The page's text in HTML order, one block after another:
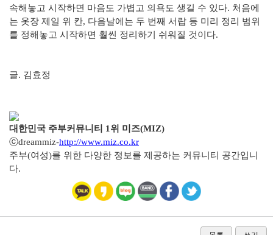
속해놓고 시작하면 마음도 가볍고 의욕도 생길 수 있다. 처음에
는 옷장 제일 위 칸, 다음날에는 두 번째 서랍 등 미리 정리 범위
를 정해놓고 시작하면 훨씬 정리하기 쉬워질 것이다.
글. 김효정
대한민국 주부커뮤니티 1위 미즈(MIZ)
ⓒdreammiz-http://www.miz.co.kr
주부(여성)를 위한 다양한 정보를 제공하는 커뮤니티 공간입니
다.